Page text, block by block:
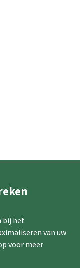
bij het
van uw
voor meer